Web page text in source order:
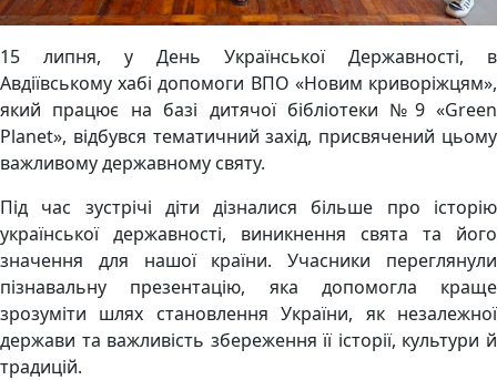
15 липня, у День Української Державності, в
Авдіївському хабі допомоги ВПО «Новим криворіжцям»,
який працює на базі дитячої бібліотеки №9 «Green
Planet», відбувся тематичний захід, присвячений цьому
важливому державному святу.
Під час зустрічі діти дізналися більше про історію
української державності, виникнення свята та його
значення для нашої країни. Учасники переглянули
пізнавальну презентацію, яка допомогла краще
зрозуміти шлях становлення України, як незалежної
держави та важливість збереження її історії, культури й
традицій.